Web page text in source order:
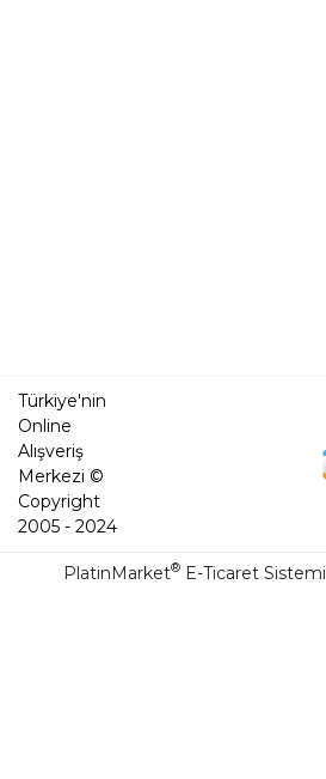
Türkiye'nin
Online
Alışveriş
Merkezi ©
Copyright
2005 - 2024
PlatinMarket® E-Ticaret Sistemi